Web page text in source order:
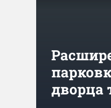
дворца